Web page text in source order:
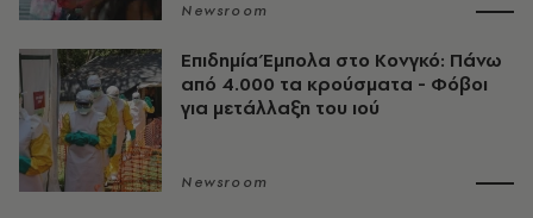
Newsroom
Επιδημία Έμπολα στο Κονγκό: Πάνω
από 4.000 τα κρούσματα - Φόβοι
για μετάλλαξη του ιού
Newsroom